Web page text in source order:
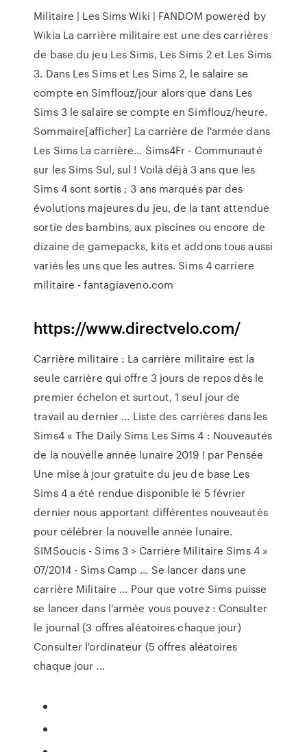
Militaire | Les Sims Wiki | FANDOM powered by
Wikia La carrière militaire est une des carrières
de base du jeu Les Sims, Les Sims 2 et Les Sims
3. Dans Les Sims et Les Sims 2, le salaire se
compte en Simflouz/jour alors que dans Les
Sims 3 le salaire se compte en Simflouz/heure.
Sommaire[afficher] La carrière de l'armée dans
Les Sims La carrière... Sims4Fr - Communauté
sur les Sims Sul, sul ! Voilà déjà 3 ans que les
Sims 4 sont sortis ; 3 ans marqués par des
évolutions majeures du jeu, de la tant attendue
sortie des bambins, aux piscines ou encore de
dizaine de gamepacks, kits et addons tous aussi
variés les uns que les autres. Sims 4 carriere
militaire - fantagiaveno.com
https://www.directvelo.com/
Carrière militaire : La carrière militaire est la
seule carrière qui offre 3 jours de repos dès le
premier échelon et surtout, 1 seul jour de
travail au dernier ... Liste des carrières dans les
Sims4 « The Daily Sims Les Sims 4 : Nouveautés
de la nouvelle année lunaire 2019 ! par Pensée
Une mise à jour gratuite du jeu de base Les
Sims 4 a été rendue disponible le 5 février
dernier nous apportant différentes nouveautés
pour célébrer la nouvelle année lunaire.
SIMSoucis - Sims 3 > Carrière Militaire Sims 4 »
07/2014 - Sims Camp ... Se lancer dans une
carrière Militaire ... Pour que votre Sims puisse
se lancer dans l'armée vous pouvez : Consulter
le journal (3 offres aléatoires chaque jour)
Consulter l'ordinateur (5 offres aléatoires
chaque jour ...